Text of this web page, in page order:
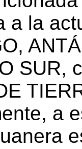
a la
SUR,
a